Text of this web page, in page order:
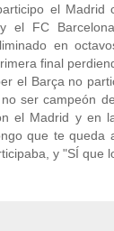
el Madrid
el FC
en
final
el Barça no
ser campeón
el Madrid y en
que te queda
y "SÍ que